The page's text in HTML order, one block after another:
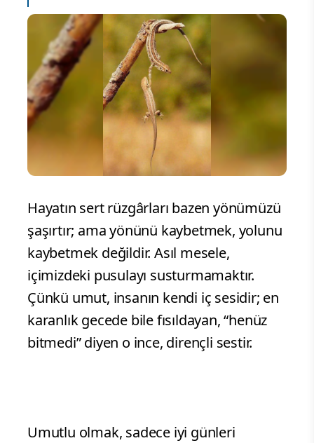
Hayatın sert rüzgârları bazen yönümüzü
şaşırtır; ama yönünü kaybetmek, yolunu
kaybetmek değildir. Asıl mesele,
içimizdeki pusulayı susturmamaktır.
Çünkü umut, insanın kendi iç sesidir; en
karanlık gecede bile fısıldayan, “henüz
bitmedi” diyen o ince, dirençli sestir.
Umutlu olmak, sadece iyi günleri